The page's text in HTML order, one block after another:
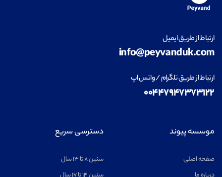
ارتباط از طریق ایمیل
info@peyvanduk.com
ارتباط از طریق تلگرام / واتس اپ
۰۰۴۴۷۹۴۷۳۷۳۱۲۲
موسسه پیوند
صفحه اصلی
دسترسی سریع
سنین ۸ تا ۱۳ سال